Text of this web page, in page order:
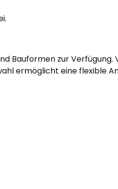
Bauformen zur Verfügung.
ermöglicht eine flexible